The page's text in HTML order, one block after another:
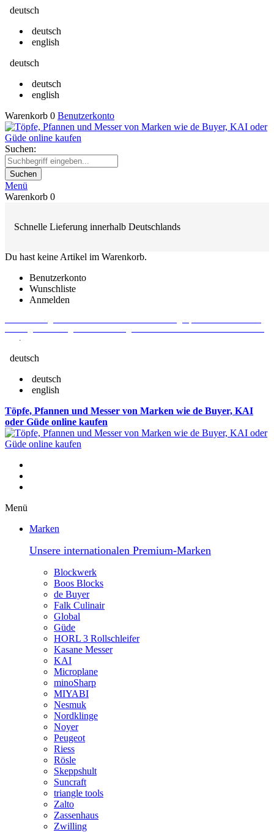
deutsch
deutsch
english
deutsch
deutsch
english
Warenkorb 0 Benutzerkonto
Suchen:
Suchen
Menü
Warenkorb 0
Schnelle Lieferung innerhalb Deutschlands
Du hast keine Artikel im Warenkorb.
Benutzerkonto
Wunschliste
Anmelden
.
deutsch
deutsch
english
Töpfe, Pfannen und Messer von Marken wie de Buyer, KAI
oder Güde online kaufen
Menü
Marken
Unsere internationalen Premium-Marken
Blockwerk
Boos Blocks
de Buyer
Falk Culinair
Global
Güde
HORL 3 Rollschleifer
Kasane Messer
KAI
Microplane
minoSharp
MIYABI
Nesmuk
Nordklinge
Noyer
Peugeot
Riess
Rösle
Skeppshult
Suncraft
triangle tools
Zalto
Zassenhaus
Zwilling